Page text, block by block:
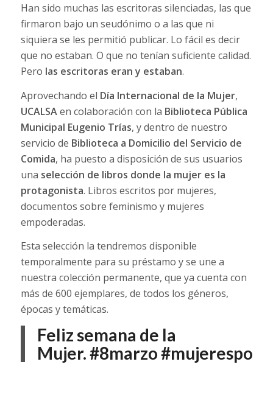
Han sido muchas las escritoras silenciadas, las que
firmaron bajo un seudónimo o a las que ni
siquiera se les permitió publicar. Lo fácil es decir
que no estaban. O que no tenían suficiente calidad.
Pero las escritoras eran y estaban.
Aprovechando el Día Internacional de la Mujer,
UCALSAen colaboración con la Biblioteca Pública
Municipal Eugenio Trías, y dentro de nuestro
servicio de Biblioteca a Domicilio del Servicio de
Comida, ha puesto a disposición de sus usuarios
una selección de libros donde la mujer es la
protagonista. Libros escritos por mujeres,
documentos sobre feminismo y mujeres
empoderadas.
Esta selección la tendremos disponible
temporalmente para su préstamo y se une a
nuestra colección permanente, que ya cuenta con
más de 600 ejemplares, de todos los géneros,
épocas y temáticas.
Feliz semana de la
Mujer.#8marzo